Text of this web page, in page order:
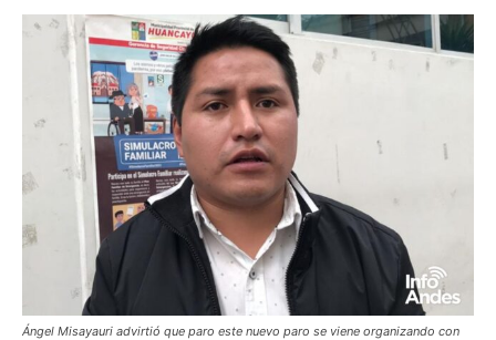
Ángel Misayauri advirtió que paro este nuevo paro se viene organizando con